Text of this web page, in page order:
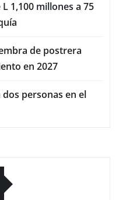
1,100 millones a 75
de postrera
en 2027
personas en el